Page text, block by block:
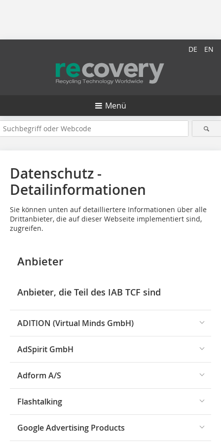
DE EN
Menü
Datenschutz -
Detailinformationen
Sie können unten auf detailliertere Informationen über alle
Drittanbieter, die auf dieser Webseite implementiert sind,
zugreifen.
Anbieter
Anbieter, die Teil des IAB TCF sind
ADITION (Virtual Minds GmbH)
AdSpirit GmbH
Adform A/S
Flashtalking
Google Advertising Products